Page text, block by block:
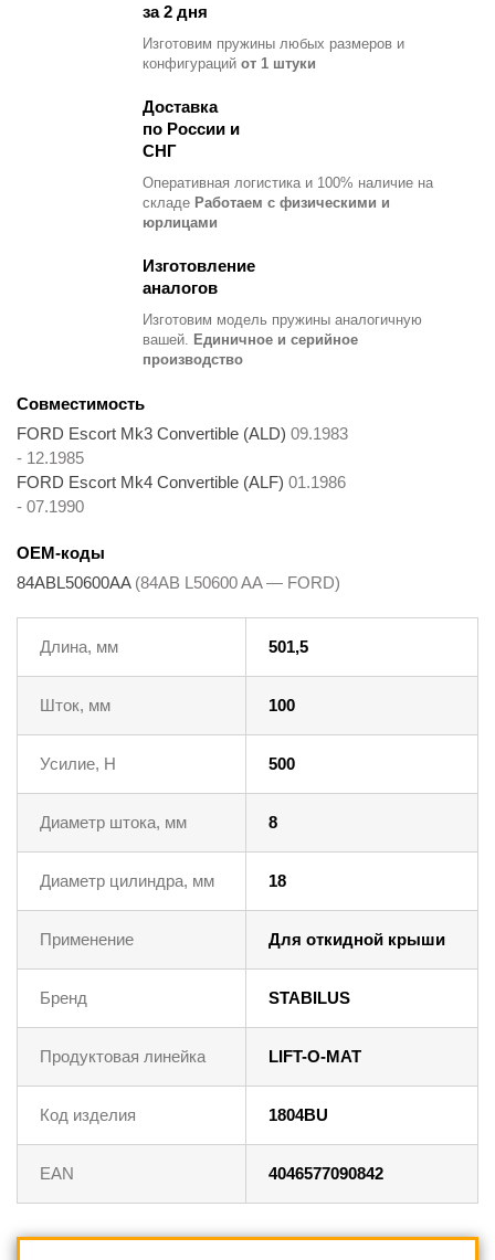
за 2 дня
Изготовим пружины любых размеров и
конфигураций от 1 штуки
Доставка
по России и
СНГ
Оперативная логистика и 100% наличие на
складе Работаем с физическими и
юрлицами
Изготовление
аналогов
Изготовим модель пружины аналогичную
вашей. Единичное и серийное
производство
Совместимость
FORD Escort Mk3 Convertible (ALD) 09.1983
- 12.1985
FORD Escort Mk4 Convertible (ALF) 01.1986
- 07.1990
OEM-коды
84ABL50600AA (84AB L50600 AA — FORD)
Длина, мм 501,5
Шток, мм 100
Усилие, Н 500
Диаметр штока, мм 8
Диаметр цилиндра, мм 18
Применение Для откидной крыши
Бренд STABILUS
Продуктовая линейка LIFT-O-MAT
Код изделия 1804BU
EAN 4046577090842